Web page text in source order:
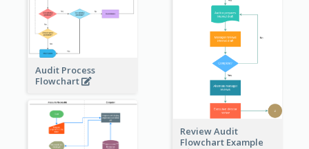
Audit Process
Flowchart
Review Audit
Flowchart Example